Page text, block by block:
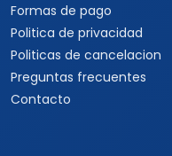
Formas de pago
Politica de privacidad
Politicas de cancelacion
Preguntas frecuentes
Contacto